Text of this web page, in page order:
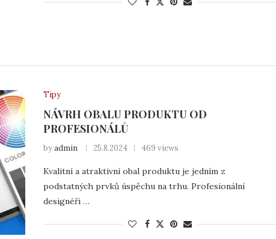
Tipy
NÁVRH OBALU PRODUKTU OD
PROFESIONÁLŮ
byadmin 25.8.2024 469 views
Kvalitní a atraktivní obal produktu je jedním z
podstatných prvků úspěchu na trhu. Profesionální
designéři …